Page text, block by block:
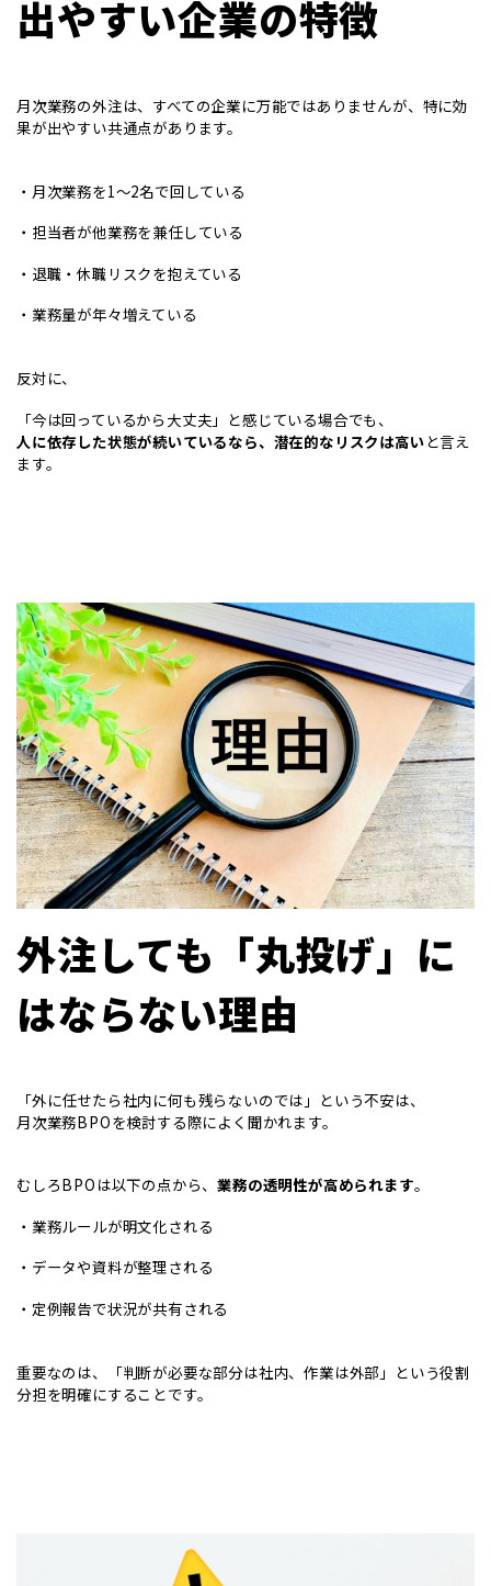
出やすい企業の特徴
月次業務の外注は、すべての企業に万能ではありませんが、特に効
果が出やすい共通点があります。
・月次業務を1〜2名で回している
・担当者が他業務を兼任している
・退職・休職リスクを抱えている
・業務量が年々増えている
反対に、
「今は回っているから大丈夫」と感じている場合でも、
人に依存した状態が続いているなら、潜在的なリスクは高い と言え
ます。
外注しても「丸投げ」に
はならない理由
「外に任せたら社内に何も残らないのでは」という不安は、
月次業務BPOを検討する際によく聞かれます。
むしろBPOは以下の点から、業務の透明性が高められます。
・業務ルールが明文化される
・データや資料が整理される
・定例報告で状況が共有される
重要なのは、「判断が必要な部分は社内、作業は外部」という役割
分担を明確にすることです。